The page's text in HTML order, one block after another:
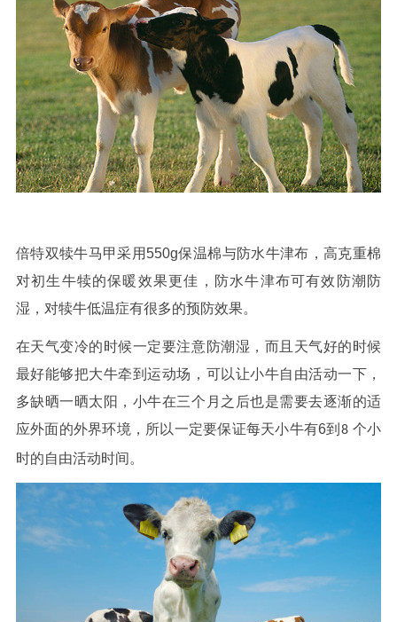
倍特双犊牛马甲采用 550g保温棉与防水牛津布，高克重棉
对初生牛犊的保暖效果更佳，防水牛津布可有效防潮防
湿，对犊牛低温症有很多的预防效果。
在天气变冷的时候一定要注意防潮湿，而且天气好的时候
最好能够把大牛牵到运动场，可以让小牛自由活动一下，
多缺晒一晒太阳，小牛在三个月之后也是需要去逐渐的适
应外面的外界环境，所以一定要保证每天小牛有6到 8 个小
时的自由活动时间 。